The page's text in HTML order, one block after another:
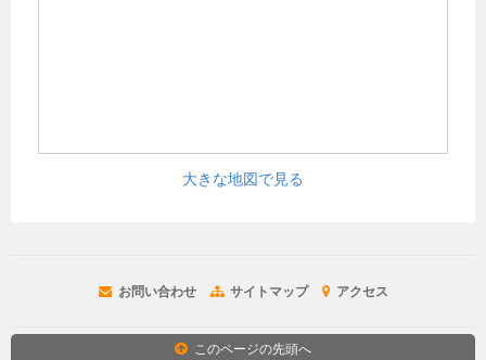
大きな地図で見る
お問い合わせ サイトマップ アクセス
このページの先頭へ